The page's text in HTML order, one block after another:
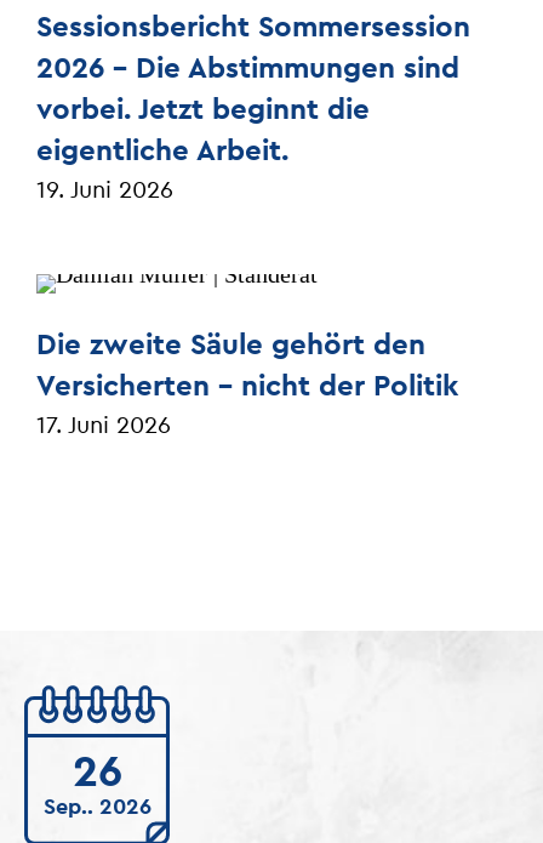
Sessionsbericht Sommersession
2026 - Die Abstimmungen sind
vorbei. Jetzt beginnt die
eigentliche Arbeit.
19. Juni 2026
Die zweite Säule gehört den
Versicherten – nicht der Politik
17. Juni 2026
26
Sep.. 2026